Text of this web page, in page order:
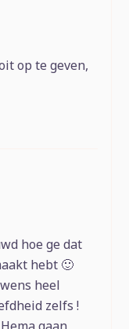
op te geven,
hoe ge dat
hebt 🙂
heel
zelfs !